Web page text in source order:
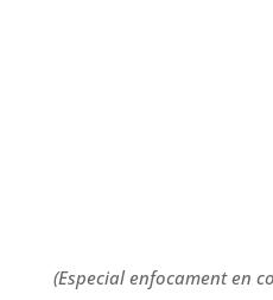
(Especial enfocament en